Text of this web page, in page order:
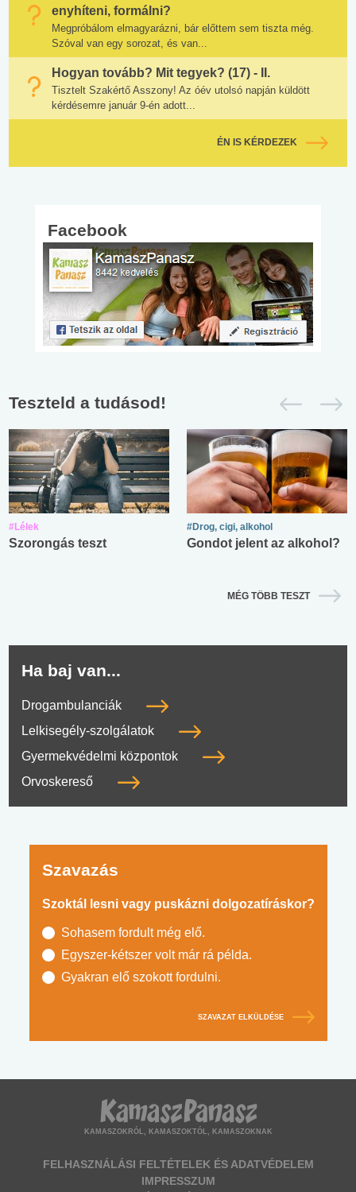
enyhíteni, formálni?
Megpróbálom elmagyarázni, bár előttem sem tiszta még.
Szóval van egy sorozat, és van...
Hogyan tovább? Mit tegyek? (17) - II.
Tisztelt Szakértő Asszony! Az óév utolsó napján küldött
kérdésemre január 9-én adott...
ÉN IS KÉRDEZEK
Facebook
Teszteld a tudásod!
#Lélek
Szorongás teszt
#Drog, cigi, alkohol
Gondot jelent az alkohol?
MÉG TÖBB TESZT
Ha baj van...
Drogambulanciák
Lelkisegély-szolgálatok
Gyermekvédelmi központok
Orvoskereső
Szavazás
Szoktál lesni vagy puskázni dolgozatíráskor?
Sohasem fordult még elő.
Egyszer-kétszer volt már rá példa.
Gyakran elő szokott fordulni.
SZAVAZAT ELKÜLDÉSE
KAMASZOKRÓL, KAMASZOKTÓL, KAMASZOKNAK
FELHASZNÁLÁSI FELTÉTELEK ÉS ADATVÉDELEM
IMPRESSZUM